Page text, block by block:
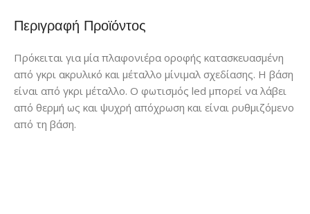
Περιγραφή Προϊόντος
Πρόκειται για μία πλαφονιέρα οροφής κατασκευασμένη
από γκρι ακρυλικό και μέταλλο μίνιμαλ σχεδίασης. Η βάση
είναι από γκρι μέταλλο. Ο φωτισμός led μπορεί να λάβει
από θερμή ως και ψυχρή απόχρωση και είναι ρυθμιζόμενο
από τη βάση.